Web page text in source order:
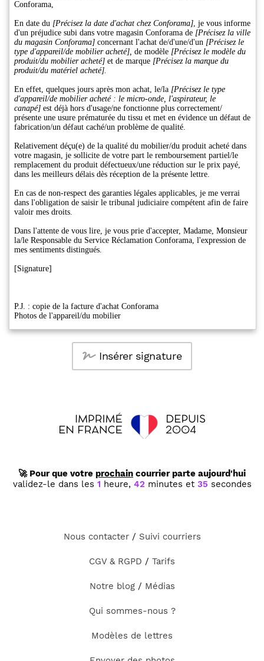
Insérer signature
🚀 Pour que votre prochain courrier parte aujourd'hui
validez-le dans les 1 heure, 42minutes et 35 secondes
Nous contacter/ Suivi courriers
CGV & RGPD / Tarifs
Notre blog/ Médias
Qui sommes-nous ?
Modèles de lettres